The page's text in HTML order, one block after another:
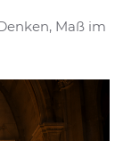
Maß im